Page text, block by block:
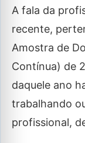
A fala da
recente,
Amostra de
Contínua) de
daquele ano
trabalhando
profissional,